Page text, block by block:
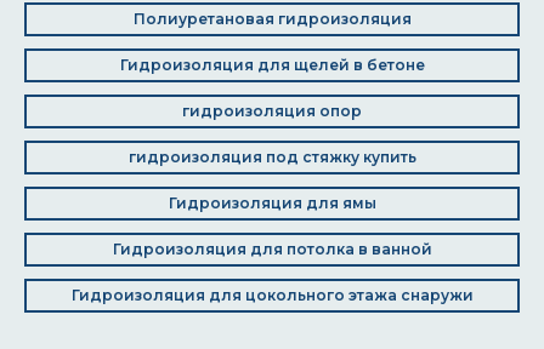
Полиуретановая гидроизоляция
Гидроизоляция для щелей в бетоне
гидроизоляция опор
гидроизоляция под стяжку купить
Гидроизоляция для ямы
Гидроизоляция для потолка в ванной
Гидроизоляция для цокольного этажа снаружи